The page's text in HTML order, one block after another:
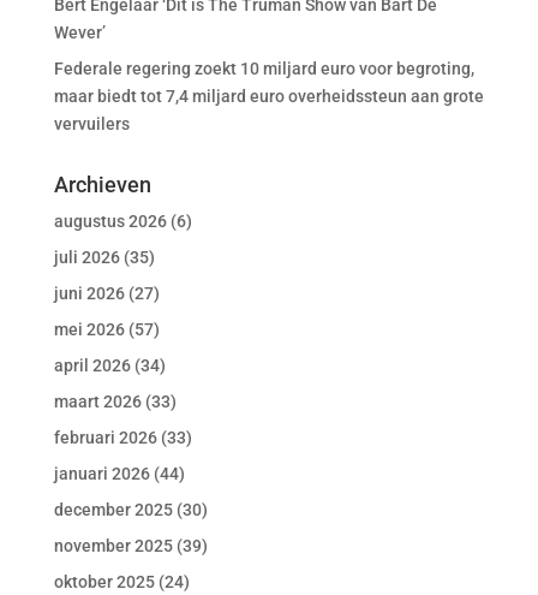
Bert Engelaar ‘Dit is The Truman Show van Bart De
Wever’
Federale regering zoekt 10 miljard euro voor begroting,
maar biedt tot 7,4 miljard euro overheidssteun aan grote
vervuilers
Archieven
augustus 2026(6)
juli 2026(35)
juni 2026(27)
mei 2026(57)
april 2026(34)
maart 2026(33)
februari 2026(33)
januari 2026(44)
december 2025(30)
november 2025(39)
oktober 2025(24)